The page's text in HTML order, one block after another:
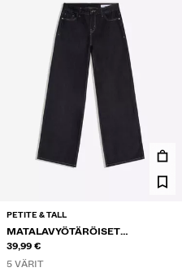
PETITE & TALL
MATALAVYÖTÄRÖISET
LEVEÄLAHKEISET FARKUT
39,99 €
5 VÄRIT